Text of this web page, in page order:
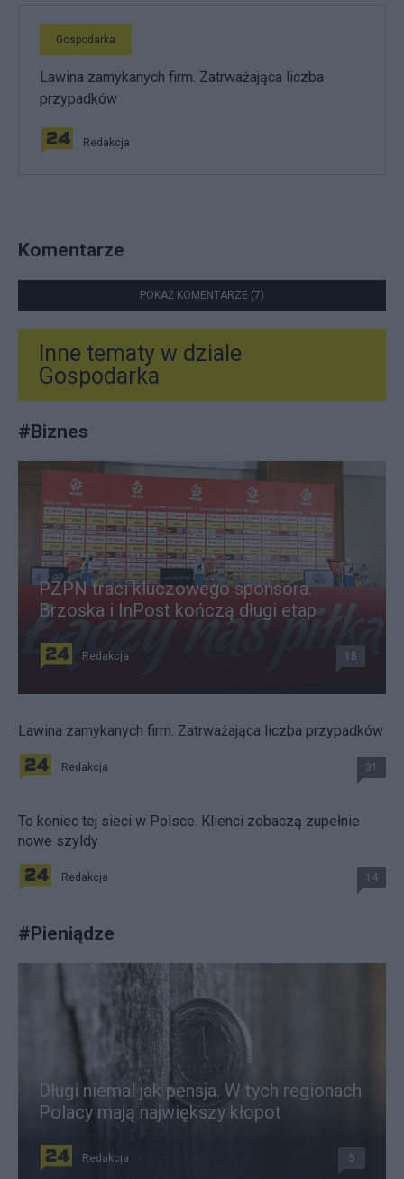
Gospodarka
Lawina zamykanych firm. Zatrważająca liczba
przypadków
Redakcja
Komentarze
POKAŻ KOMENTARZE (7)
Inne tematy w dziale
Gospodarka
#Biznes
PZPN traci kluczowego sponsora.
Brzoska i InPost kończą długi etap
Redakcja 18
Lawina zamykanych firm. Zatrważająca liczba przypadków
Redakcja 31
To koniec tej sieci w Polsce. Klienci zobaczą zupełnie
nowe szyldy
Redakcja 14
#Pieniądze
Długi niemal jak pensja. W tych regionach
Polacy mają największy kłopot
Redakcja 5